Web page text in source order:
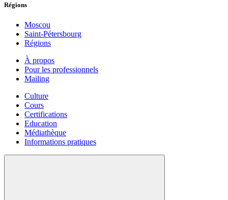
Régions
Moscou
Saint-Pétersbourg
Régions
À propos
Pour les professionnels
Mailing
Culture
Cours
Certifications
Education
Médiathèque
Informations pratiques